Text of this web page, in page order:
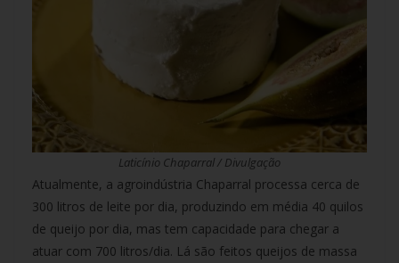
Laticínio Chaparral / Divulgação
Atualmente, a agroindústria Chaparral processa cerca de
300 litros de leite por dia, produzindo em média 40 quilos
de queijo por dia, mas tem capacidade para chegar a
atuar com 700 litros/dia. Lá são feitos queijos de massa